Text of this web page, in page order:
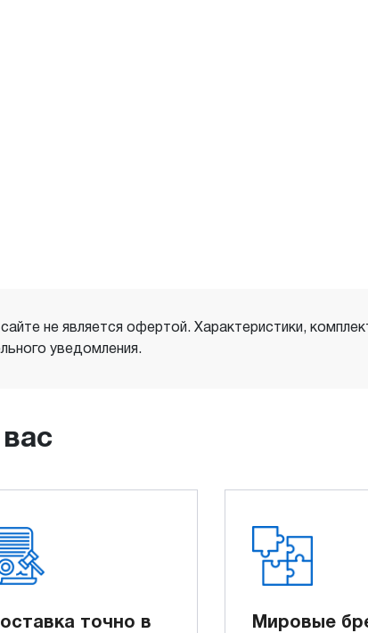
не является офертой. Характеристики,
уведомления.
точно в
Мировые